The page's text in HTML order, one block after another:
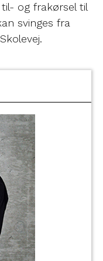
og frakørsel til
svinges fra